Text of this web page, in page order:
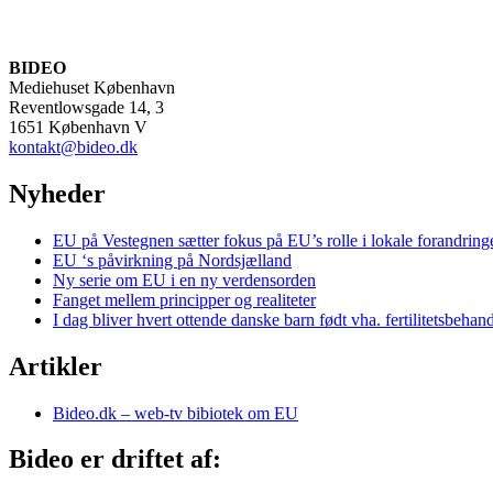
BIDEO
Mediehuset København
Reventlowsgade 14, 3
1651 København V
kontakt@bideo.dk
Nyheder
EU på Vestegnen sætter fokus på EU’s rolle i lokale
EU ‘s påvirkning på Nordsjælland
Ny serie om EU i en ny verdensorden
Fanget mellem principper og realiteter
I dag bliver hvert ottende danske barn født vha.
Artikler
Bideo.dk – web-tv bibiotek om EU
Bideo er driftet af: